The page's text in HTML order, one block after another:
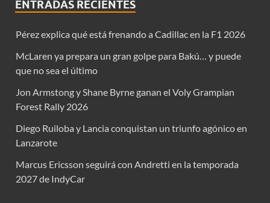
ENTRADAS RECIENTES
Pérez explica qué está frenando a Cadillac en la F1 2026
McLaren ya prepara un gran golpe para Bakú… y puede
que no sea el último
Jon Armstong y Shane Byrne ganan el Voly Grampian
Forest Rally 2026
Diego Ruiloba y Lancia conquistan un triunfo agónico en
Lanzarote
Marcus Ericsson seguirá con Andretti en la temporada
2027 de IndyCar